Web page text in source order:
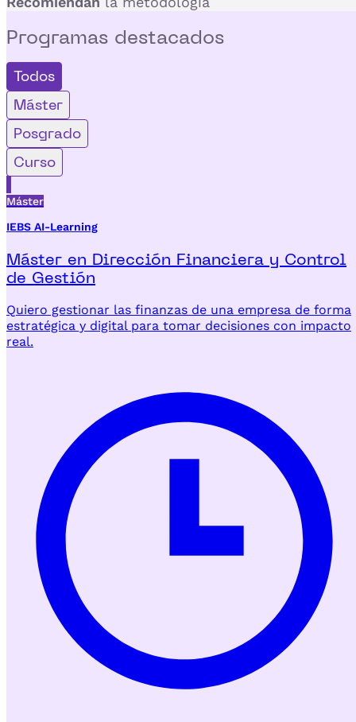
Programas destacados
Todos
Máster
Posgrado
Curso
Máster
IEBS AI-Learning
Máster en Dirección Financiera y Control
de Gestión
Quiero gestionar las finanzas de una empresa de forma
estratégica y digital para tomar decisiones con impacto
real.